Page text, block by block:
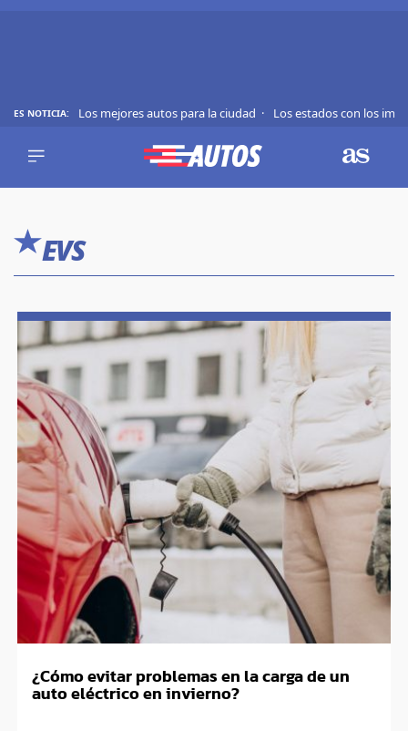
contenido
ES NOTICIA: Los mejores autos para la ciudad Los estados con los
AUTO
ACTUALIDAD
CURIOSIDADES
SÍGUENOS
EVS
¿Cómo evitar problemas en la carga de un
auto eléctrico en invierno?